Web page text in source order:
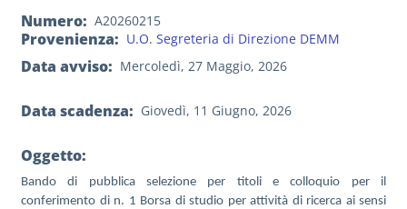
Numero A20260215
Provenienza U.O. Segreteria di Direzione DEMM
Data avviso Mercoledì, 27 Maggio, 2026
Data scadenza Giovedì, 11 Giugno, 2026
Oggetto:
Bando di pubblica selezione per titoli e colloquio per il
conferimento di n. 1 Borsa di studio per attività di ricerca ai sensi